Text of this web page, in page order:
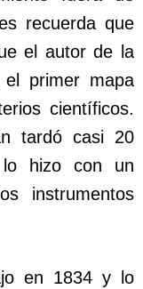
recuerda que
el autor de la
el primer mapa
científicos.
tardó casi 20
hizo con un
instrumentos
en 1834 y lo